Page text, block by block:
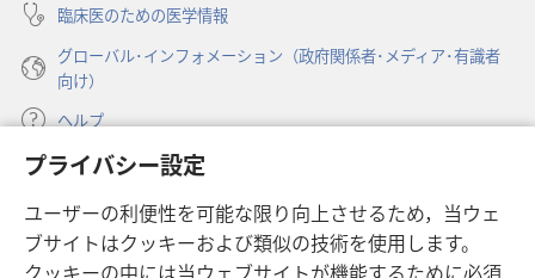
プライバシー設定
ユーザーの利便性を可能な限り向上させるため，当ウェ
ブサイトはクッキーおよび類似の技術を使用します。
クッキーの中には当ウェブサイトが機能するために必須
臨床医のための医学情報
グローバル･インフォメーション（政府関係者･メディア･有識者
向け）
ヘルプ
寄付
し
い
タ
ものみの塔 オンライン・ライブラリー
（新